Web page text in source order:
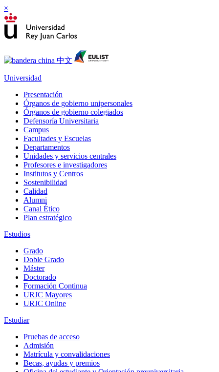
×
Universidad
Presentación
Órganos de gobierno unipersonales
Órganos de gobierno colegiados
Defensoría Universitaria
Campus
Facultades y Escuelas
Departamentos
Unidades y servicios centrales
Profesores e investigadores
Institutos y Centros
Sostenibilidad
Calidad
Alumni
Canal Ético
Plan estratégico
Estudios
Grado
Doble Grado
Máster
Doctorado
Formación Continua
URJC Mayores
URJC Online
Estudiar
Pruebas de acceso
Admisión
Matrícula y convalidaciones
Becas, ayudas y premios